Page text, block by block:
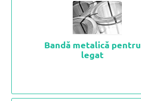
Bandă metalică pentru
legat